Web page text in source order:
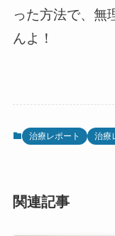
った方法で、無
んよ！
治療レポート 治療
関連記事